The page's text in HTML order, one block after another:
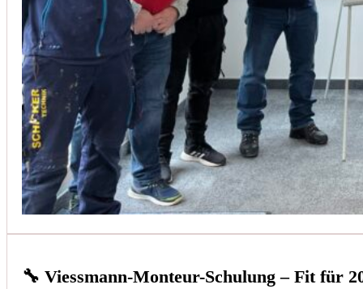
🔧 Viessmann-Monteur-Schulung – Fit für